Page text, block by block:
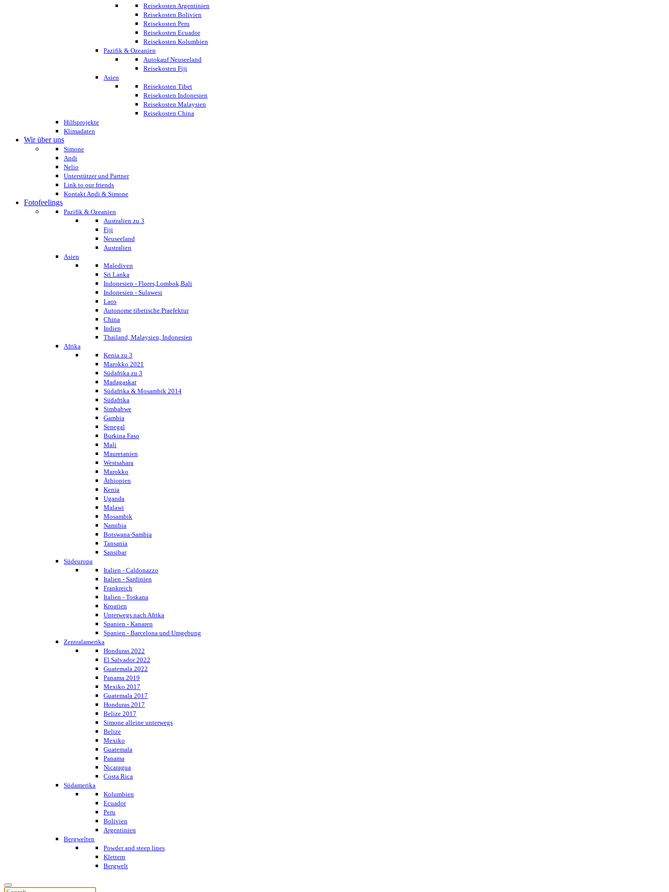
Reisekosten Argentinien
Reisekosten Bolivien
Reisekosten Peru
Reisekosten Ecuador
Reisekosten Kolumbien
Pazifik & Ozeanien
Autokauf Neuseeland
Reisekosten Fiji
Asien
Reisekosten Tibet
Reisekosten Indonesien
Reisekosten Malaysien
Reisekosten China
Hilfsprojekte
Klimadaten
Wir über uns
Simone
Andi
Nelio
Unterstützer und Partner
Link to our friends
Kontakt Andi & Simone
Fotofeelings
Pazifik & Ozeanien
Australien zu 3
Fiji
Neuseeland
Australien
Asien
Malediven
Sri Lanka
Indonesien - Flores,Lombok,Bali
Indonesien - Sulawesi
Laos
Autonome tibetische Praefektur
China
Indien
Thailand, Malaysien, Indonesien
Afrika
Kenia zu 3
Marokko 2021
Südafrika zu 3
Madagaskar
Südafrika & Mosambik 2014
Südafrika
Simbabwe
Gambia
Senegal
Burkina Faso
Mali
Mauretanien
Westsahara
Marokko
Äthiopien
Kenia
Uganda
Malawi
Mosambik
Namibia
Botswana-Sambia
Tansania
Sansibar
Südeuropa
Italien - Caldonazzo
Italien - Sardinien
Frankreich
Italien - Toskana
Kroatien
Unterwegs nach Afrika
Spanien - Kanaren
Spanien - Barcelona und Umgebung
Zentralamerika
Honduras 2022
El Salvador 2022
Guatemala 2022
Panama 2019
Mexiko 2017
Guatemala 2017
Honduras 2017
Belize 2017
Simone alleine unterwegs
Belize
Mexiko
Guatemala
Panama
Nicaragua
Costa Rica
Südamerika
Kolumbien
Ecuador
Peru
Bolivien
Argentinien
Bergwelten
Powder and steep lines
Klettern
Bergwelt